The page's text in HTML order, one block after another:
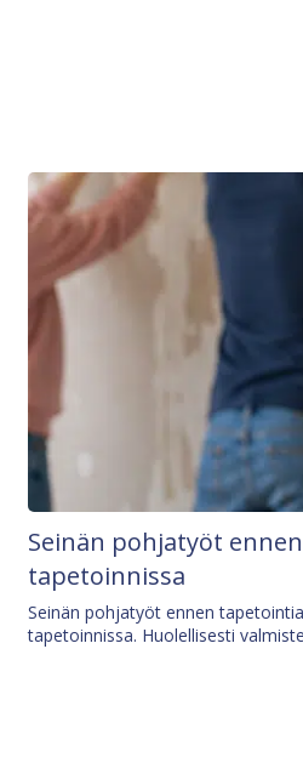
Seinän pohjatyöt
tapetoinnissa
Seinän pohjatyöt ennen
tapetoinnissa. Huolellisesti